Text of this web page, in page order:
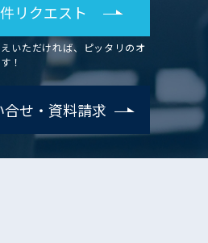
リクエスト
いただければ、ピッタリのオ
！
合せ・資料請求